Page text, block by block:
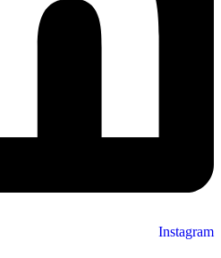
Instagram